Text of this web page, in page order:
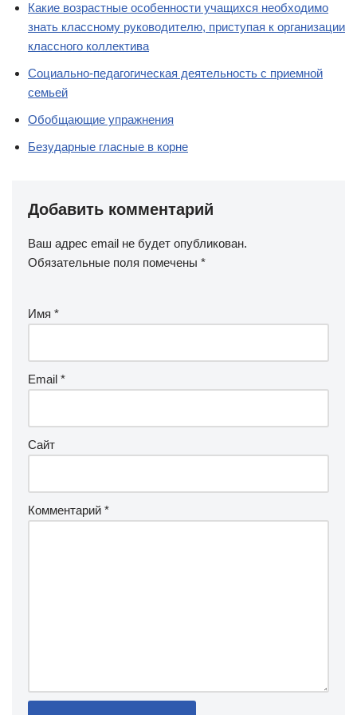
Какие возрастные особенности учащихся необходимо
знать классному руководителю, приступая к организации
классного коллектива
Социально-педагогическая деятельность с приемной
семьей
Обобщающие упражнения
Безударные гласные в корне
Добавить комментарий
Ваш адрес email не будет опубликован.
Обязательные поля помечены *
Имя *
Email *
Сайт
Комментарий *